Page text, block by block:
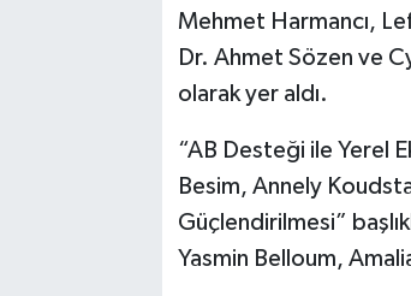
Mehmet Harmancı,
Dr. Ahmet Sözen ve
olarak yer aldı.
“AB Desteği ile Yerel
Besim, Annely
Güçlendirilmesi”
Yasmin Belloum,